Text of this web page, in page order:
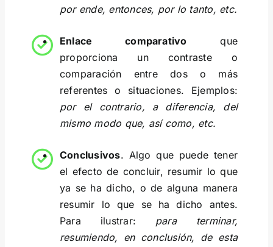
por ende, entonces, por lo tanto, etc.
Enlace comparativo que
proporciona un contraste o
comparación entre dos o más
referentes o situaciones. Ejemplos:
por el contrario, a diferencia, del
mismo modo que, así como, etc.
Conclusivos. Algo que puede tener
el efecto de concluir, resumir lo que
ya se ha dicho, o de alguna manera
resumir lo que se ha dicho antes.
Para ilustrar: para terminar,
resumiendo, en conclusión, de esta